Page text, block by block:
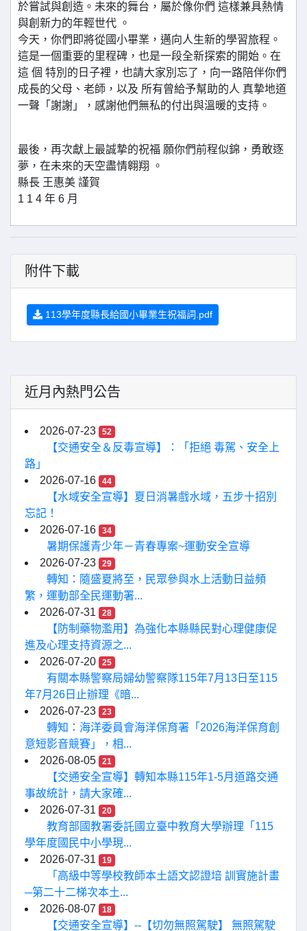
於嘗試與創造。未來的舞台，屬於像你們 這樣兼具熱情
與創新力的年輕世代 。
今天，你們即將從國小畢業，邁向人生新的學習旅程。
這是一個重要的里程碑，也是一段全新探索的開始。在
這 個 特別的日子裡，也請大家別忘了，向一路陪伴你們
成長的父母、老師，以及 所有曾給予幫助的人 真摯地道
一聲「謝謝」，感謝他們無私的付出與溫暖的支持。
最後，再次獻上最誠摯的祝福 願你們前程似錦，勇敢逐
夢，在未來的天空盡情翱翔 。
縣長 王惠美 謹賀
1 1 4 年 6 月
附件下載
113學年度縣長給國小畢業生祝福詞.pdf
近月內熱門公告
2026-07-23 52
【交通安全＆反毒宣導】：「拒絕 毒駕、安全上
路」
2026-07-16
44
【水域安全宣導】夏日消暑戲水域，五步十招別
忘記！
2026-07-16
34
暑期保護青少年－青春專案~運動安全宣導
2026-07-23
29
轉知：隨盛夏將至，民眾參與水上活動日益頻
繁，運動部全民運動署...
2026-07-31
28
【防制藥物濫用】為強化本縣縣民對心理健康促
進及心理支持資源之...
2026-07-20
25
有關本縣警察局婦幼警察隊115年7月13日至115
年7月26日止辦理《暗...
2026-07-23
23
轉知：海洋委員會海洋保育署「2026海洋保育創
意短影音競賽」，相...
2026-08-05
21
【交通安全宣導】轉知本縣115年1-5月道路交通
事故統計，請大家確...
2026-07-31
20
教育部國教署委託國立臺中教育大學辦理「115
學年度國民中小學現...
2026-07-31
19
「高級中等學校教師本土語文認證培 訓實施計畫
─第二十二梯次本土...
2026-08-07
18
【交通安全宣導】--【切勿無照駕駛】 無照駕駛